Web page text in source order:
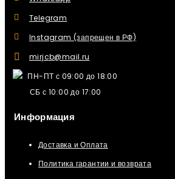
Telegram
Instagram (запрещен в РФ)
mirjcb@mail.ru
ПН-ПТ с 09:00 до 18:00
СБ с 10:00 до 17:00
Информация
Доставка и Оплата
Политика гарантии и возврата